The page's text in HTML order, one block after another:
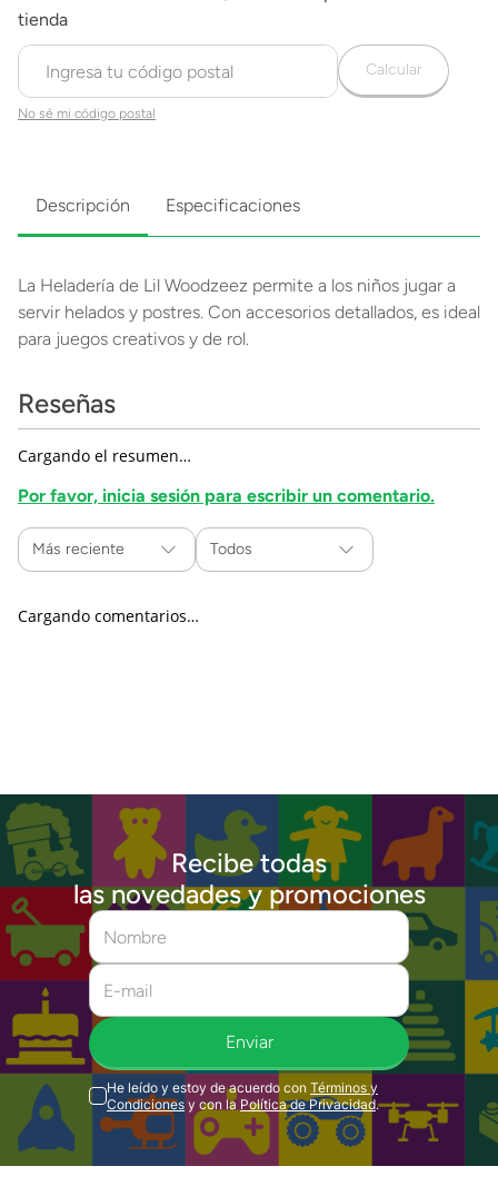
No sé mi código postal
Calcular
Descripción Especificaciones
La Heladería de Lil Woodzeez permite a los niños jugar a
servir helados y postres. Con accesorios detallados, es ideal
para juegos creativos y de rol.
Reseñas
Cargando el resumen…
Por favor, inicia sesión para escribir un comentario.
Más reciente Todos
Cargando comentarios…
Recibe todas
las novedades y promociones
Enviar
He leído y estoy de acuerdo con Términos y
Condiciones y con la Política de Privacidad.